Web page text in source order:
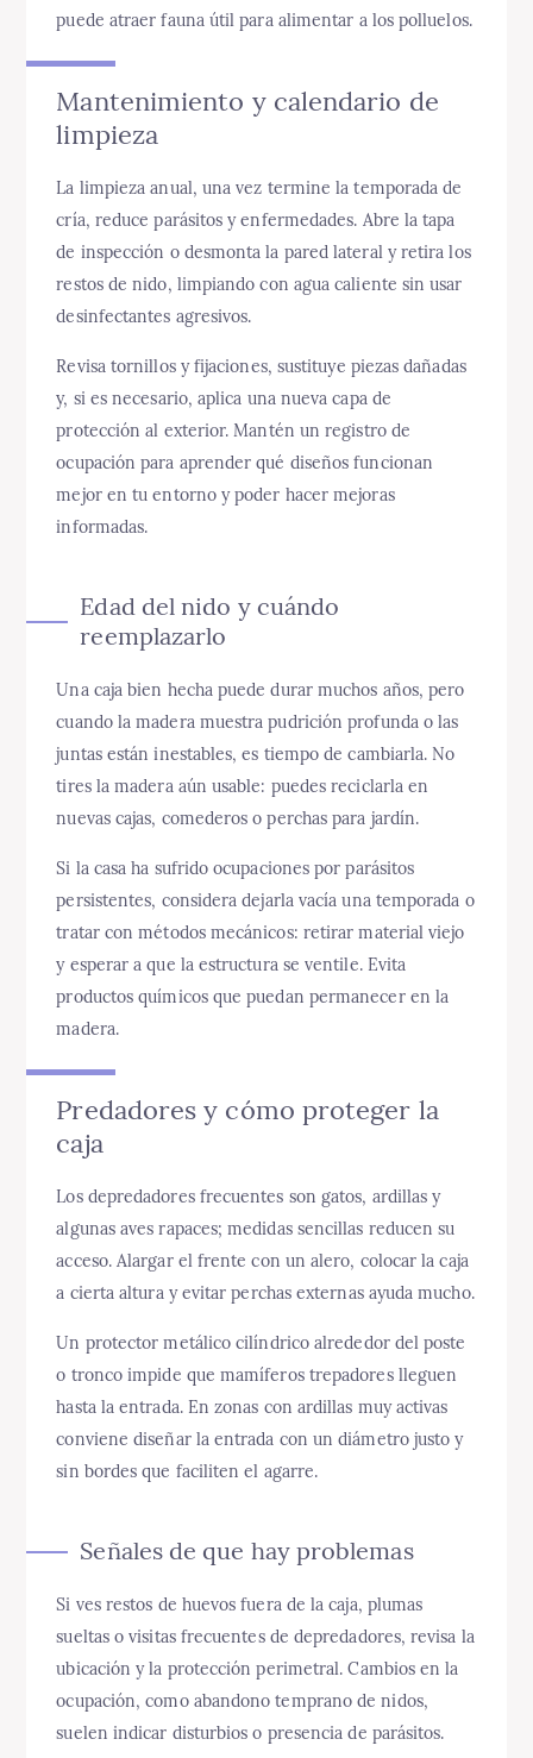
puede atraer fauna útil para alimentar a los polluelos.
Mantenimiento y calendario de
limpieza
La limpieza anual, una vez termine la temporada de
cría, reduce parásitos y enfermedades. Abre la tapa
de inspección o desmonta la pared lateral y retira los
restos de nido, limpiando con agua caliente sin usar
desinfectantes agresivos.
Revisa tornillos y fijaciones, sustituye piezas dañadas
y, si es necesario, aplica una nueva capa de
protección al exterior. Mantén un registro de
ocupación para aprender qué diseños funcionan
mejor en tu entorno y poder hacer mejoras
informadas.
Edad del nido y cuándo
reemplazarlo
Una caja bien hecha puede durar muchos años, pero
cuando la madera muestra pudrición profunda o las
juntas están inestables, es tiempo de cambiarla. No
tires la madera aún usable: puedes reciclarla en
nuevas cajas, comederos o perchas para jardín.
Si la casa ha sufrido ocupaciones por parásitos
persistentes, considera dejarla vacía una temporada o
tratar con métodos mecánicos: retirar material viejo
y esperar a que la estructura se ventile. Evita
productos químicos que puedan permanecer en la
madera.
Predadores y cómo proteger la
caja
Los depredadores frecuentes son gatos, ardillas y
algunas aves rapaces; medidas sencillas reducen su
acceso. Alargar el frente con un alero, colocar la caja
a cierta altura y evitar perchas externas ayuda mucho.
Un protector metálico cilíndrico alrededor del poste
o tronco impide que mamíferos trepadores lleguen
hasta la entrada. En zonas con ardillas muy activas
conviene diseñar la entrada con un diámetro justo y
sin bordes que faciliten el agarre.
Señales de que hay problemas
Si ves restos de huevos fuera de la caja, plumas
sueltas o visitas frecuentes de depredadores, revisa la
ubicación y la protección perimetral. Cambios en la
ocupación, como abandono temprano de nidos,
suelen indicar disturbios o presencia de parásitos.